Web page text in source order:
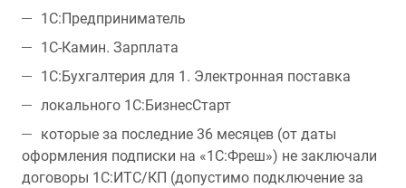
1С:Предприниматель
1С-Камин. Зарплата
1С:Бухгалтерия для 1. Электронная поставка
локального 1С:БизнесСтарт
которые за последние 36 месяцев (от даты
оформления подписки на «1С:Фреш») не заключали
договоры 1С:ИТС/КП (допустимо подключение за